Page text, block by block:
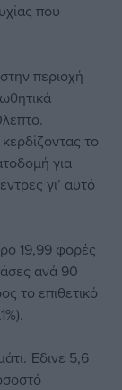
που
περιοχή
το
για
γι’ αυτό
19,99 φορές
ανά 90
το επιθετικό
Έδινε 5,6